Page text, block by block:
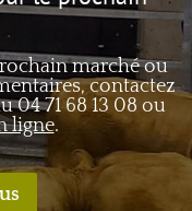
marché ou
contactez
04 71 68 13 08 ou
ligne.